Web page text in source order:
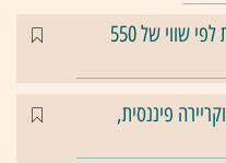
גד זאבי במגעים לרכישת קבוצת גדות לפי שווי של 550
וקריירה פיננסית,